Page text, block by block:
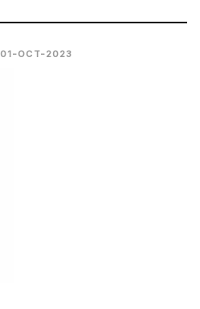
01-OCT-2023